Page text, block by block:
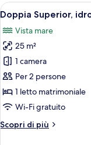
Apri
tutte
le
foto
per
Doppia
Superior,
idromassaggio,
mare
16
Doppia Superior,
Vista mare
25 m²
1 camera
Per 2 persone
1 letto matrimoniale
Wi-Fi gratuito
Scopri di più
Altri